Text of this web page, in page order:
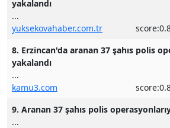
yakalandı
...
yuksekovahaber.com.tr
8. Erzincan'da aranan 37 şahıs polis
yakalandı
...
kamu3.com
9. Aranan 37 şahıs polis
...